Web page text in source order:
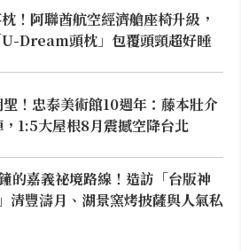
！阿聯酋航空經濟艙座椅升級，
Dream頭枕」包覆頭頸超好睡
！忠泰美術館10週年：藤本壯介
1:5大屋根8月震撼空降台北
的嘉義祕境路線！造訪「台版神
清豐濤月、湖景窯烤披薩與人氣私